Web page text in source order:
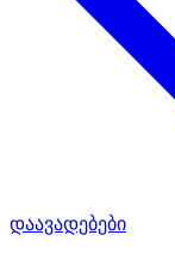
დაავადებები